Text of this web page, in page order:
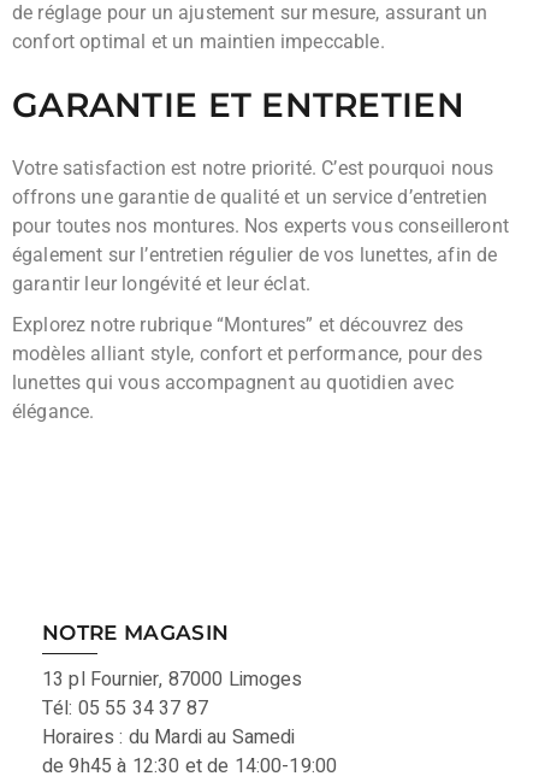
de réglage pour un ajustement sur mesure, assurant un
confort optimal et un maintien impeccable.
GARANTIE ET ENTRETIEN
Votre satisfaction est notre priorité. C’est pourquoi nous
offrons une garantie de qualité et un service d’entretien
pour toutes nos montures. Nos experts vous conseilleront
également sur l’entretien régulier de vos lunettes, afin de
garantir leur longévité et leur éclat.
Explorez notre rubrique “Montures” et découvrez des
modèles alliant style, confort et performance, pour des
lunettes qui vous accompagnent au quotidien avec
élégance.
NOTRE MAGASIN
13 pl Fournier, 87000 Limoges
Tél: 05 55 34 37 87
Horaires : du Mardi au Samedi
de 9h45 à 12:30 et de 14:00-19:00